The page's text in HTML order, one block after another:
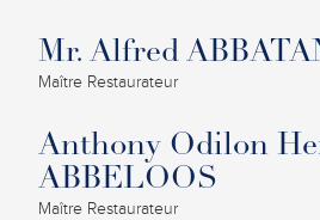
Mr. Alfred
Maître Restaurateur
Anthony Odilon
ABBELOOS
Maître Restaurateur